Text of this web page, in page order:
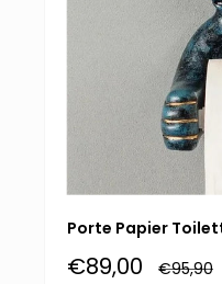
Porte Papier
Prix
€89,00 Prix
€95,90